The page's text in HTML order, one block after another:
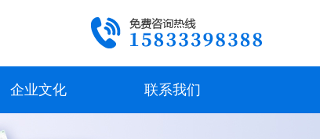
企业文化 联系我们